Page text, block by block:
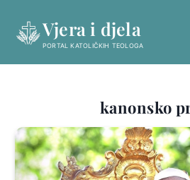
content
Vjera i djela
PORTAL KATOLIČKIH TEOLOGA
kanonsko